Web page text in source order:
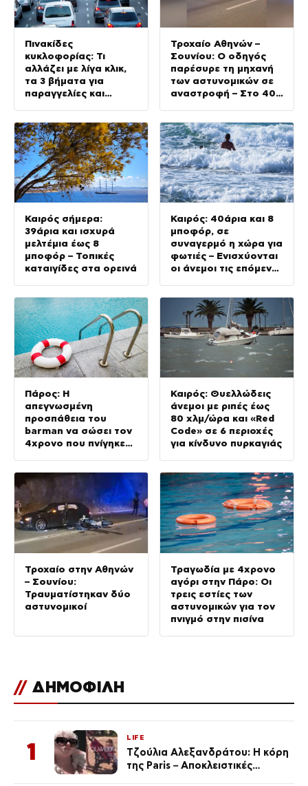
Πινακίδες
κυκλοφορίας: Τι
αλλάζει με λίγα κλικ,
τα 3 βήματα για
παραγγελίες και
κυρώσεις για
παραβάσεις
Τροχαίο Αθηνών –
Σουνίου: Ο οδηγός
παρέσυρε τη μηχανή
των αστυνομικών σε
αναστροφή – Στο 401
Καιρός σήμερα:
39άρια και ισχυρά
μελτέμια έως 8
μποφόρ – Τοπικές
καταιγίδες στα ορεινά
Καιρός: 40άρια και 8
μποφόρ, σε
συναγερμό η χώρα για
φωτιές – Ενισχύονται
οι άνεμοι τις επόμενες
Πάρος: Η
απεγνωσμένη
προσπάθεια του
barman να σώσει τον
4χρονο που πνίγηκε
Καιρός: Θυελλώδεις
άνεμοι με ριπές έως
80 χλμ/ώρα και «Red
Code» σε 6 περιοχές
για κίνδυνο πυρκαγιάς
Τροχαίο στην Αθηνών
– Σουνίου:
Τραυματίστηκαν δύο
αστυνομικοί
Τραγωδία με 4χρονο
αγόρι στην Πάρο: Οι
τρεις εστίες των
αστυνομικών για τον
πνιγμό στην πισίνα
// ΔΗΜΟΦΙΛΗ
1
LIFE
Τζούλια Αλεξανδράτου: Η κόρη
της Paris – Αποκλειστικές